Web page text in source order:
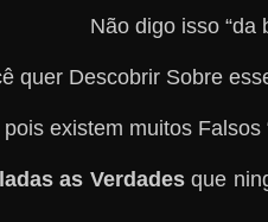
Não digo isso
quer Descobrir Sobre
existem muitos
as Verdadesque